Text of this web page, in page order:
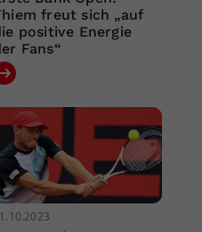
freut sich „auf
positive Energie
Fans“